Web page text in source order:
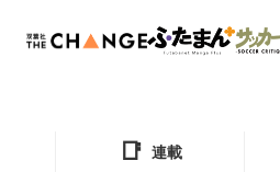
📑 連載